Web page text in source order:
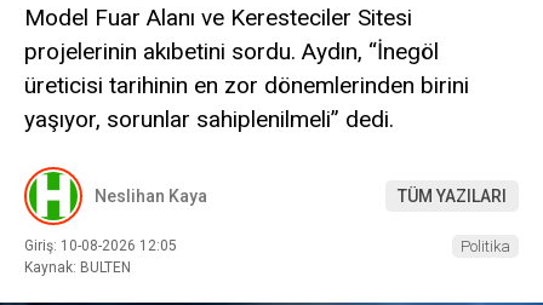
Model Fuar Alanı ve Keresteciler Sitesi
projelerinin akıbetini sordu. Aydın, “İnegöl
üreticisi tarihinin en zor dönemlerinden birini
yaşıyor, sorunlar sahiplenilmeli” dedi.
Neslihan Kaya TÜM YAZILARI
Giriş: 10-08-2026 12:05
Kaynak: BULTEN
Politika